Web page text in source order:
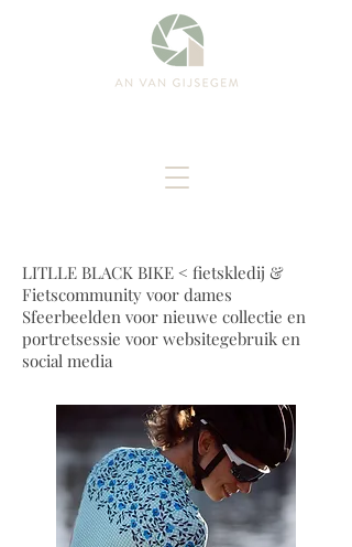
LITLLE BLACK BIKE < fietskledij &
Fietscommunity voor dames
Sfeerbeelden voor nieuwe collectie en
portretsessie voor websitegebruik en
social media